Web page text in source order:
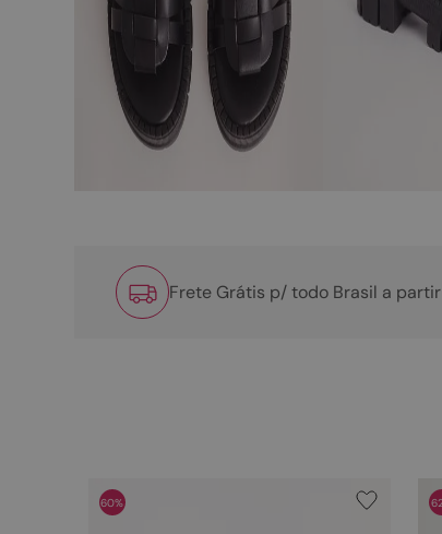
Frete Grátis p/ todo Brasil a
60%